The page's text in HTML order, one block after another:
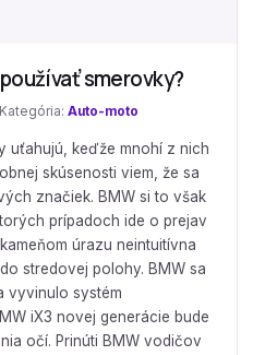
smerovky?
Kategória: Auto-moto
uťahujú, keďže mnohí z nich
skúsenosti viem, že sa
značiek. BMW si to však
prípadoch ide o prejav
úrazu neintuitívna
stredovej polohy. BMW sa
vyvinulo systém
iX3 novej generácie bude
očí. Prinúti BMW vodičov